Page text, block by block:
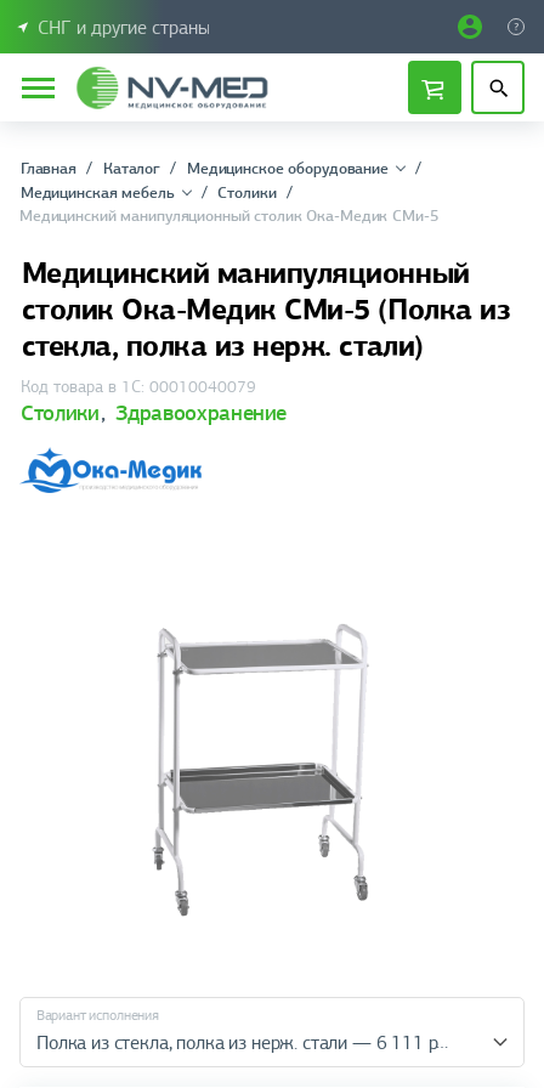
СНГ и другие страны
Главная Каталог
Медицинское оборудование
Медицинская мебель
Столики
Медицинский манипуляционный столик Ока-Медик СМи-5
Медицинский манипуляционный
столик Ока-Медик СМи-5 (Полка из
стекла, полка из нерж. стали)
Код товара в 1С: 00010040079
Столики, Здравоохранение
Вариант исполнения
Полка из стекла, полка из нерж. стали — 6 111 руб.